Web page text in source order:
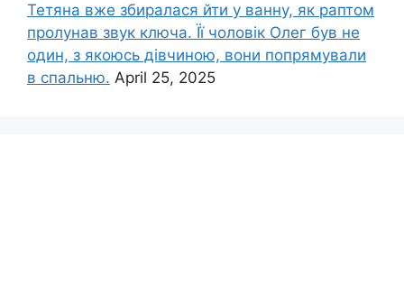
Тетяна вже збиралася йти у ванну, як раптом
пролунав звук ключа. Її чоловік Олег був не
один, з якоюсь дівчиною, вони попрямували
в спальню. April 25, 2025